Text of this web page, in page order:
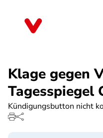
Klage gegen
Tagesspiegel
Kündigungsbutton nicht